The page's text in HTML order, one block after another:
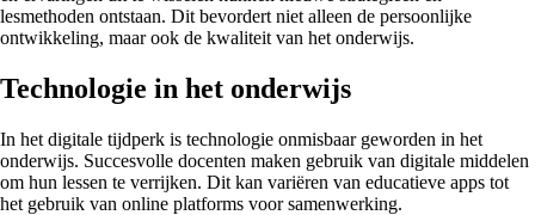
lesmethoden ontstaan. Dit bevordert niet alleen de persoonlijke
ontwikkeling, maar ook de kwaliteit van het onderwijs.
Technologie in het onderwijs
In het digitale tijdperk is technologie onmisbaar geworden in het
onderwijs. Succesvolle docenten maken gebruik van digitale middelen
om hun lessen te verrijken. Dit kan variëren van educatieve apps tot
het gebruik van online platforms voor samenwerking.